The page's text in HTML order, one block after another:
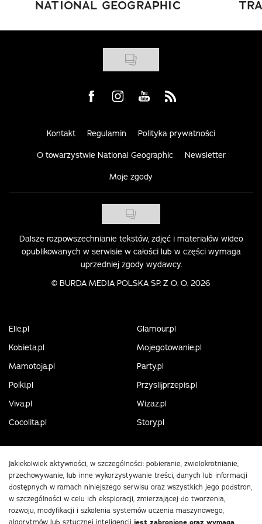
NATIONAL GEOGRAPHIC
Visit us on Facebook
Visit us on Instagram
Visit us on Youtube
Visit us on Rss
Kontakt Regulamin Polityka prywatności
O towarzystwie National Geographic Newsletter
Moje zgody
Dalsze rozpowszechnianie tekstów, zdjęć i materiałów wideo
opublikowanych w serwisie w całości lub w części wymaga
uprzedniej zgody wydawcy.
© BURDA MEDIA POLSKA SP. Z O. O. 2026
Elle.pl
Glamour.pl
Kobieta.pl
Mojegotowanie.pl
Mamotoja.pl
Party.pl
Polki.pl
Przyslijprzepis.pl
Viva.pl
Wizaz.pl
Cocolita.pl
Story.pl
Jakiekolwiek aktywności, w szczególności: pobieranie, zwielokrotnianie,
przechowywanie, lub inne wykorzystywanie treści, danych lub informacji
dostępnych w ramach niniejszego serwisu oraz wszystkich jego podstron,
w szczególności w celu ich eksploracji, zmierzającej do tworzenia,
rozwoju, modyfikacji i szkolenia systemów uczenia maszynowego,
algorytmów lub sztucznej inteligencji